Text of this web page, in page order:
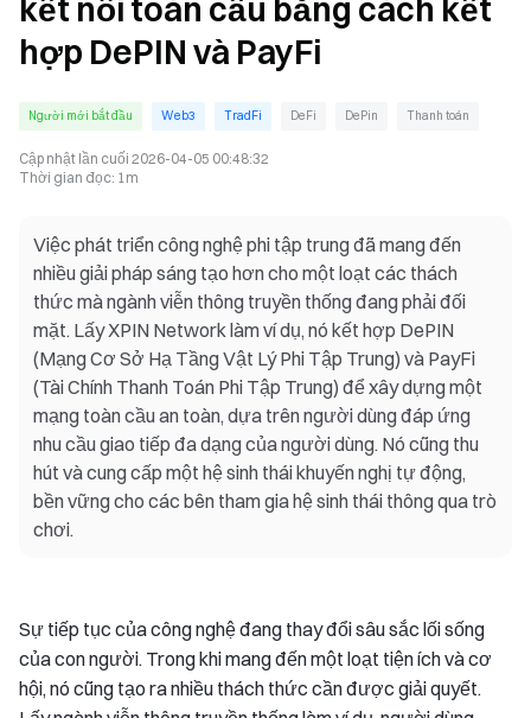
kết nối toàn cầu bằng cách kết
hợp DePIN và PayFi
Người mới bắt đầu Web3 TradFi DeFi DePin Thanh toán
Cập nhật lần cuối 2026-04-05 00:48:32
Thời gian đọc: 1m
Việc phát triển công nghệ phi tập trung đã mang đến
nhiều giải pháp sáng tạo hơn cho một loạt các thách
thức mà ngành viễn thông truyền thống đang phải đối
mặt. Lấy XPIN Network làm ví dụ, nó kết hợp DePIN
(Mạng Cơ Sở Hạ Tầng Vật Lý Phi Tập Trung) và PayFi
(Tài Chính Thanh Toán Phi Tập Trung) để xây dựng một
mạng toàn cầu an toàn, dựa trên người dùng đáp ứng
nhu cầu giao tiếp đa dạng của người dùng. Nó cũng thu
hút và cung cấp một hệ sinh thái khuyến nghị tự động,
bền vững cho các bên tham gia hệ sinh thái thông qua trò
chơi.
Sự tiếp tục của công nghệ đang thay đổi sâu sắc lối sống
của con người. Trong khi mang đến một loạt tiện ích và cơ
hội, nó cũng tạo ra nhiều thách thức cần được giải quyết.